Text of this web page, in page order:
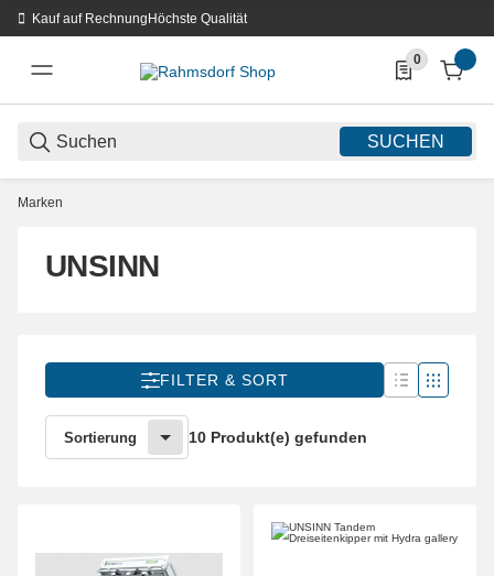
Kauf auf RechnungHöchste Qualität
SUCHEN
0
0 Produkte in
Marken
UNSINN
FILTER & SORT
Sortierung 10 Produkt(e) gefunden